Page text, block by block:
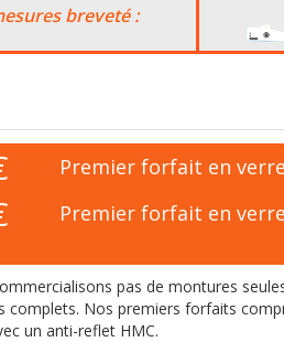
breveté :
Premier forfait en
Premier forfait en
pas de montures
complets. Nos premiers forfaits
un anti-reflet HMC.